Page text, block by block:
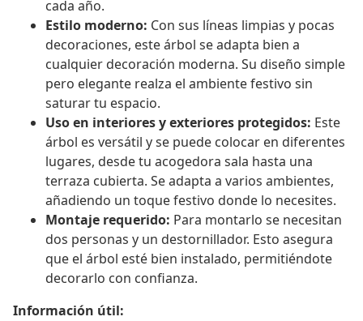
cada año.
Estilo moderno: Con sus líneas limpias y pocas
decoraciones, este árbol se adapta bien a
cualquier decoración moderna. Su diseño simple
pero elegante realza el ambiente festivo sin
saturar tu espacio.
Uso en interiores y exteriores protegidos: Este
árbol es versátil y se puede colocar en diferentes
lugares, desde tu acogedora sala hasta una
terraza cubierta. Se adapta a varios ambientes,
añadiendo un toque festivo donde lo necesites.
Montaje requerido: Para montarlo se necesitan
dos personas y un destornillador. Esto asegura
que el árbol esté bien instalado, permitiéndote
decorarlo con confianza.
Información útil: